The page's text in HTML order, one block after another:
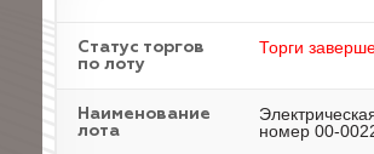
Статус торгов
по лоту
Торги
Наименование
лота
номер 00-